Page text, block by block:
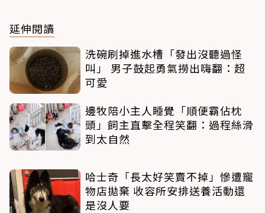
延伸閱讀
洗碗刷掉進水槽「發出沒聽過怪
叫」 男子鼓起勇氣撈出嗨翻：超
可愛
邊牧陪小主人睡覺「順便霸佔枕
頭」飼主直擊全程笑翻：過程絲滑
到太自然
哈士奇「長太好笑賣不掉」慘遭寵
物店拋棄 收容所安排送養活動還
是沒人要